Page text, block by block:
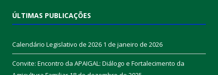
ÚLTIMAS PUBLICAÇÕES
Calendário Legislativo de 2026 1 de janeiro de 2026
Convite: Encontro da APAIGAL: Diálogo e Fortalecimento da